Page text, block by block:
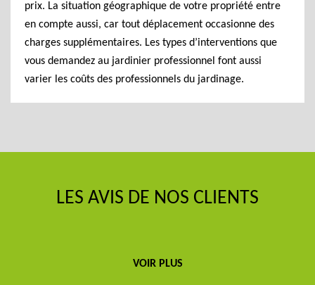
prix. La situation géographique de votre propriété entre
en compte aussi, car tout déplacement occasionne des
charges supplémentaires. Les types d’interventions que
vous demandez au jardinier professionnel font aussi
varier les coûts des professionnels du jardinage.
LES AVIS DE NOS CLIENTS
VOIR PLUS